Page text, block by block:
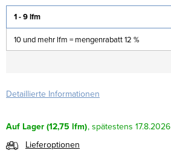
1 - 9 lfm
10 und mehr lfm = mengenrabatt 12 %
Detaillierte Informationen
Auf Lager(12,75 lfm) 17.8.2026
Lieferoptionen